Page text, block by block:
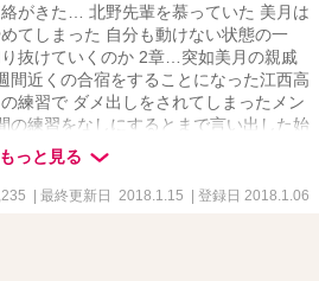
がきた… 北野先輩を慕っていた 美月は
てしまった 自分も動けない状態の一
抜けていくのか 2章…突如美月の親戚
間近くの合宿をすることになった江西高
習で ダメ出しをされてしまったメン
の練習をなしにするとまで言い出した始
ニング… そんなハプニングの中で芽生
を選ぶのか…
もっと見る
| 最終更新日 2018.1.15 | 登録日 2018.1.06